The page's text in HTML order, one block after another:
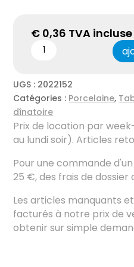
€ 0,36 TVA incluse
UGS : 2022152
Catégories : Porcelaine,
dînatoire
Prix ​​de location par
au lundi soir). Articles
Pour une commande
25 €, des frais de
Les articles manquants
facturés à notre prix de
obtenir sur simple